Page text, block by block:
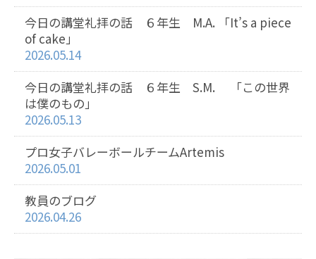
今日の講堂礼拝の話 ６年生 M.A. 「It’s a piece
of cake」
2026.05.14
今日の講堂礼拝の話 ６年生 S.M. 「この世界
は僕のもの」
2026.05.13
プロ女子バレーボールチームArtemis
2026.05.01
教員のブログ
2026.04.26